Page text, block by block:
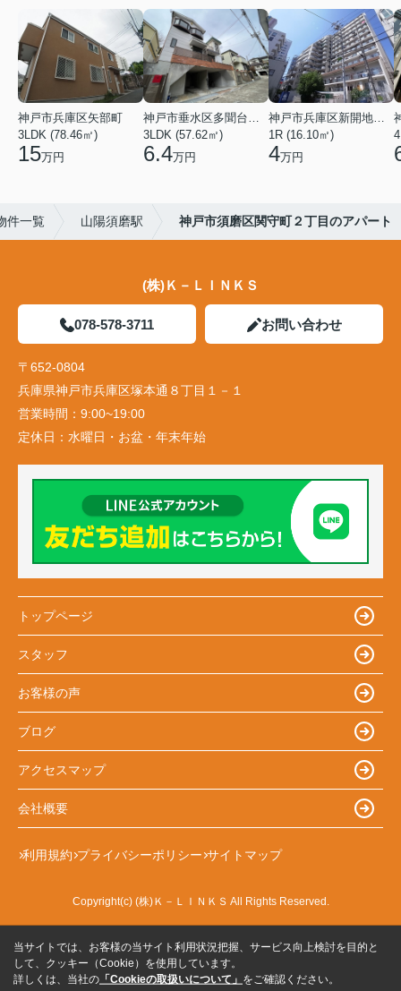
神戸市兵庫区矢部町
3LDK (78.46㎡)
15万円
神戸市垂水区多聞台２丁目
3LDK (57.62㎡)
6.4万円
神戸市兵庫区新開地１丁目
1R (16.10㎡)
4万円
件一覧 山陽須磨駅 神戸市須磨区関守町２丁目のアパート
(株)Ｋ－ＬＩＮＫＳ
078-578-3711 お問い合わせ
〒652-0804
兵庫県神戸市兵庫区塚本通８丁目１－１
営業時間： 9:00~19:00
定休日： 水曜日・お盆・年末年始
トップページ
スタッフ
お客様の声
ブログ
アクセスマップ
会社概要
利用規約 プライバシーポリシー サイトマップ
Copyright(c) (株)Ｋ－ＬＩＮＫＳ All Rights Reserved.
当サイトでは、お客様の当サイト利用状況把握、サービス向上検討を目的と
して、クッキー（Cookie）を使用しています。
詳しくは、当社の 「Cookieの取扱いについて」 をご確認ください。